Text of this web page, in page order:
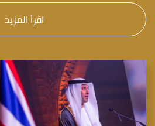
اقرأ المزيد